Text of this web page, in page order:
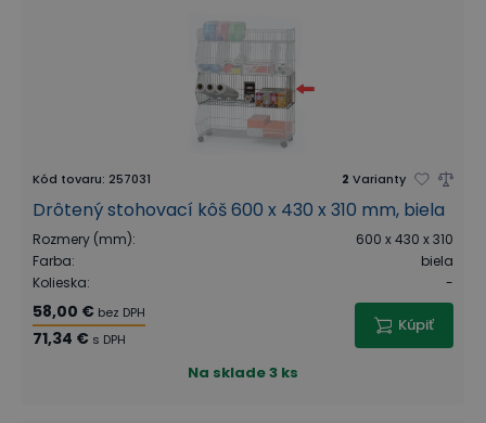
Kód tovaru: 257031 2 Varianty
Drôtený stohovací kôš 600 x 430 x 310 mm, biela
Rozmery (mm):
600 x 430 x 310
Farba:
biela
Kolieska: -
58,00 € bez DPH
71,34 € s DPH
Kúpiť
Na sklade3 ks